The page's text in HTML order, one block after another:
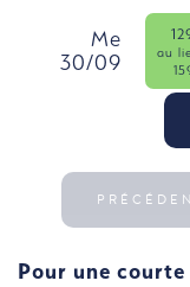
Choisir la
Me
30/09
au
Choisir la
Pour une